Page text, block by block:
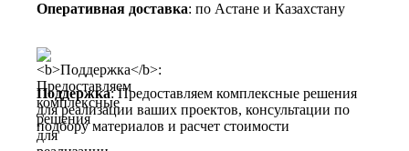
Оперативная доставка: по Астане и Казахстану
Поддержка: Предоставляем комплексные решения
для реализации ваших проектов, консультации по
подбору материалов и расчет стоимости